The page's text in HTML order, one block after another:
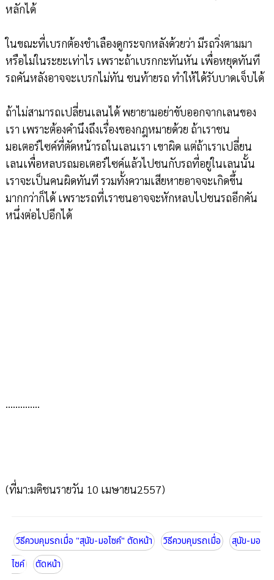
หลักได้
ในขณะที่เบรกต้องชำเลืองดูกระจกหลังด้วยว่า มีรถวิ่งตามมา
หรือไม่ในระยะเท่าไร เพราะถ้าเบรกกะทันหัน เพื่อหยุดทันที
รถคันหลังอาจจะเบรกไม่ทัน ชนท้ายรถ ทำให้ได้รับบาดเจ็บได้
ถ้าไม่สามารถเปลี่ยนเลนได้ พยายามอย่าขับออกจากเลนของ
เรา เพราะต้องคำนึงถึงเรื่องของกฎหมายด้วย ถ้าเราชน
มอเตอร์ไซค์ที่ตัดหน้ารถในเลนเรา เขาผิด แต่ถ้าเราเปลี่ยน
เลนเพื่อหลบรถมอเตอร์ไซค์แล้วไปชนกับรถที่อยู่ในเลนนั้น
เราจะเป็นคนผิดทันที รวมทั้งความเสียหายอาจจะเกิดขึ้น
มากกว่าก็ได้ เพราะรถที่เราชนอาจจะหักหลบไปชนรถอีกคัน
หนึ่งต่อไปอีกได้
..............
(ที่มา:มติชนรายวัน 10 เมษายน2557)
วิธีควบคุมรถเมื่อ "สุนัข-มอไซค์" ตัดหน้า วิธีควบคุมรถเมื่อ
สุนัข-มอ
ไซค์
ตัดหน้า